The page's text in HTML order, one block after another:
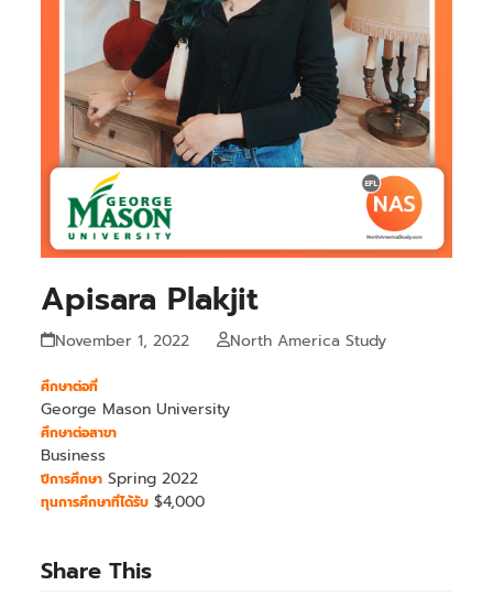
Apisara Plakjit
November 1, 2022 North America Study
ศึกษาต่อที่
George Mason University
ศึกษาต่อสาขา
Business
ปีการศึกษา Spring 2022
ทุนการศึกษาที่ได้รับ $4,000
Share This